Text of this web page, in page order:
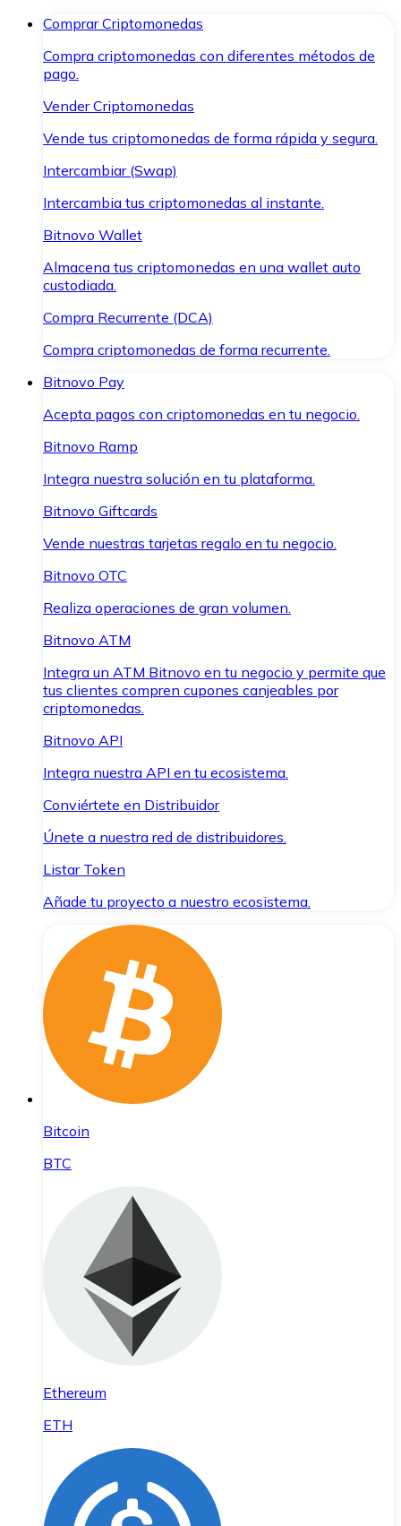
Comprar Criptomonedas
Compra criptomonedas con diferentes métodos de
pago.
Vender Criptomonedas
Vende tus criptomonedas de forma rápida y segura.
Intercambiar (Swap)
Intercambia tus criptomonedas al instante.
Bitnovo Wallet
Almacena tus criptomonedas en una wallet auto
custodiada.
Compra Recurrente (DCA)
Compra criptomonedas de forma recurrente.
Bitnovo Pay
Acepta pagos con criptomonedas en tu negocio.
Bitnovo Ramp
Integra nuestra solución en tu plataforma.
Bitnovo Giftcards
Vende nuestras tarjetas regalo en tu negocio.
Bitnovo OTC
Realiza operaciones de gran volumen.
Bitnovo ATM
Integra un ATM Bitnovo en tu negocio y permite que
tus clientes compren cupones canjeables por
criptomonedas.
Bitnovo API
Integra nuestra API en tu ecosistema.
Conviértete en Distribuidor
Únete a nuestra red de distribuidores.
Listar Token
Añade tu proyecto a nuestro ecosistema.
Bitcoin
BTC
Ethereum
ETH